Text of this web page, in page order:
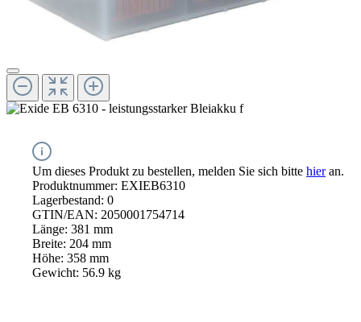
Um dieses Produkt zu bestellen, melden Sie sich bitte hieran.
Produktnummer: EXIEB6310
Lagerbestand: 0
GTIN/EAN: 2050001754714
Länge: 381 mm
Breite: 204 mm
Höhe: 358 mm
Gewicht: 56.9 kg